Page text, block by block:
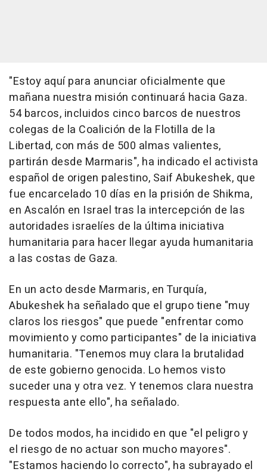
"Estoy aquí para anunciar oficialmente que
mañana nuestra misión continuará hacia Gaza.
54 barcos, incluidos cinco barcos de nuestros
colegas de la Coalición de la Flotilla de la
Libertad, con más de 500 almas valientes,
partirán desde Marmaris", ha indicado el activista
español de origen palestino, Saif Abukeshek, que
fue encarcelado 10 días en la prisión de Shikma,
en Ascalón en Israel tras la intercepción de las
autoridades israelíes de la última iniciativa
humanitaria para hacer llegar ayuda humanitaria
a las costas de Gaza.
En un acto desde Marmaris, en Turquía,
Abukeshek ha señalado que el grupo tiene "muy
claros los riesgos" que puede "enfrentar como
movimiento y como participantes" de la iniciativa
humanitaria. "Tenemos muy clara la brutalidad
de este gobierno genocida. Lo hemos visto
suceder una y otra vez. Y tenemos clara nuestra
respuesta ante ello", ha señalado.
De todos modos, ha incidido en que "el peligro y
el riesgo de no actuar son mucho mayores".
"Estamos haciendo lo correcto", ha subrayado el